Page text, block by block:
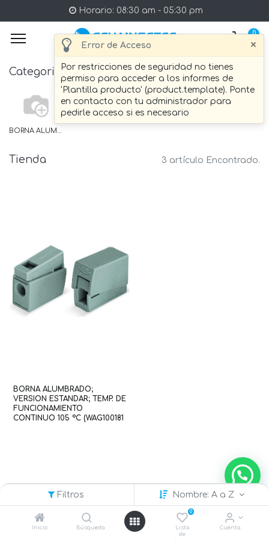
Error de Acceso ×
Por restricciones de seguridad no tienes
permiso para acceder a los informes de
'Plantilla producto' (product.template). Ponte
en contacto con tu administrador para
pedirle acceso si es necesario
Filtros Nombre: A a Z
Inicio Búsqueda
0
Lista
de
Cuenta
Horario: 08:30 am - 05:30 pm
0
Categories
BORNA ALUMBRADO
Tienda 3 artículo Encontrado.
BORNA ALUMBRADO;
VERSION ESTANDAR; TEMP. DE
FUNCIONAMIENTO
CONTINUO 105 °C (WAG100181